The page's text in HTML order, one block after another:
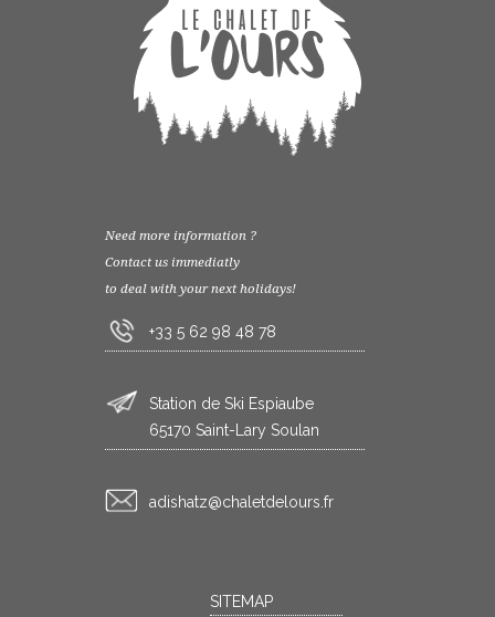
Need more information ?
Contact us immediatly
to deal with your next holidays!
+33 5 62 98 48 78
Station de Ski Espiaube
65170 Saint-Lary Soulan
rf.sruoledtelahc@ztahsida
SITEMAP